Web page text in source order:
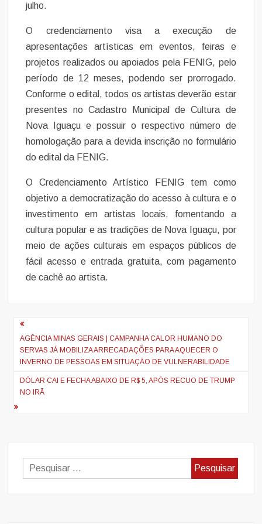
julho.
O credenciamento visa a execução de
apresentações artísticas em eventos, feiras e
projetos realizados ou apoiados pela FENIG, pelo
período de 12 meses, podendo ser prorrogado.
Conforme o edital, todos os artistas deverão estar
presentes no Cadastro Municipal de Cultura de
Nova Iguaçu e possuir o respectivo número de
homologação para a devida inscrição no formulário
do edital da FENIG.
O Credenciamento Artístico FENIG tem como
objetivo a democratização do acesso à cultura e o
investimento em artistas locais, fomentando a
cultura popular e as tradições de Nova Iguaçu, por
meio de ações culturais em espaços públicos de
fácil acesso e entrada gratuita, com pagamento
de cachê ao artista.
Navegação
de
artigos
AGÊNCIA MINAS GERAIS | CAMPANHA CALOR HUMANO DO
SERVAS JÁ MOBILIZA ARRECADAÇÕES PARA AQUECER O
INVERNO DE PESSOAS EM SITUAÇÃO DE VULNERABILIDADE
DÓLAR CAI E FECHA ABAIXO DE R$ 5, APÓS RECUO DE TRUMP
NO IRÃ
Pesquisar
por: